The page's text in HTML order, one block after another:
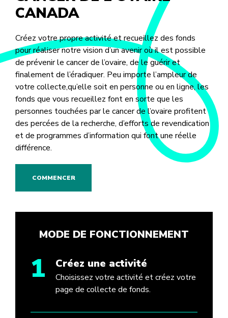
CANADA
Créez votre propre activité et recueillez des fonds
pour réaliser notre vision d’un avenir où il est possible
de prévenir le cancer de l’ovaire, de le guérir et
finalement de l’éradiquer. Peu importe l’ampleur de
votre collecte,qu’elle soit en personne ou en ligne, les
fonds que vous recueillez font en sorte que les
personnes touchées par le cancer de l’ovaire profitent
des percées de la recherche, d’efforts de revendication
et de programmes d’information qui font une réelle
différence.
COMMENCER
MODE DE FONCTIONNEMENT
1 Créez une activité
Choisissez votre activité et créez votre
page de collecte de fonds.